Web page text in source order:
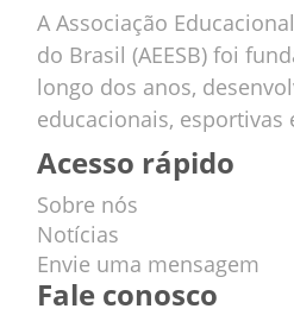
A Associação
do Brasil (AEESB) foi
longo dos anos,
educacionais, esportivas
Acesso rápido
Sobre nós
Notícias
Envie uma mensagem
Fale conosco